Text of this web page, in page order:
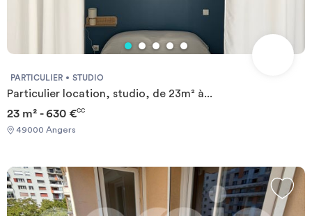
PARTICULIER STUDIO
Particulier location, studio, de 23m² à...
23 m² - 630 €CC
49000 Angers